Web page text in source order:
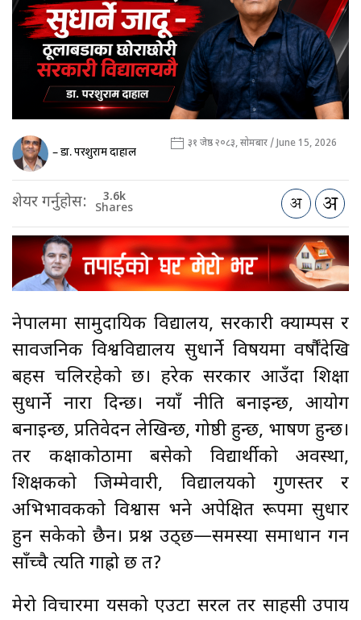
– डा. परशुराम दाहाल ३१ जेष्ठ २०८३, सोमबार / June 15, 2026
शेयर गर्नुहोस: 3.6k
Shares
नेपालमा सामुदायिक विद्यालय, सरकारी क्याम्पस र
सार्वजनिक विश्वविद्यालय सुधार्ने विषयमा वर्षौंदेखि
बहस चलिरहेको छ। हरेक सरकार आउँदा शिक्षा
सुधार्ने नारा दिन्छ। नयाँ नीति बनाइन्छ, आयोग
बनाइन्छ, प्रतिवेदन लेखिन्छ, गोष्ठी हुन्छ, भाषण हुन्छ।
तर कक्षाकोठामा बसेको विद्यार्थीको अवस्था,
शिक्षकको जिम्मेवारी, विद्यालयको गुणस्तर र
अभिभावकको विश्वास भने अपेक्षित रूपमा सुधार
हुन सकेको छैन। प्रश्न उठ्छ—समस्या समाधान गर्न
साँच्चै त्यति गाह्रो छ त?
मेरो विचारमा यसको एउटा सरल तर साहसी उपाय